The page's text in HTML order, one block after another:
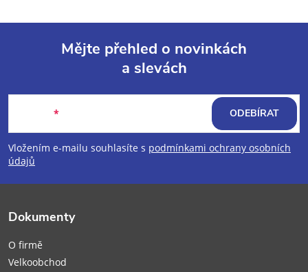
p
a
Mějte přehled o novinkách
a slevách
Vložením e-mailu souhlasíte s podmínkami ochrany osobních
údajů
ODEBÍRAT
Dokumenty
O firmě
Velkoobchod